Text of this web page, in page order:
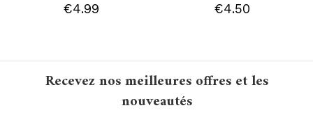
€4.99 €4.50
Recevez nos meilleures offres et les
nouveautés